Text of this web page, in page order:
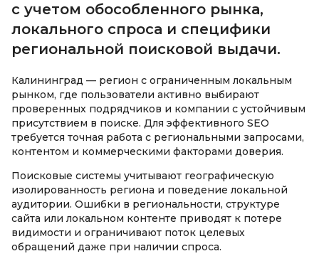
с учетом обособленного рынка,
локального спроса и специфики
региональной поисковой выдачи.
Калининград — регион с ограниченным локальным
рынком, где пользователи активно выбирают
проверенных подрядчиков и компании с устойчивым
присутствием в поиске. Для эффективного SEO
требуется точная работа с региональными запросами,
контентом и коммерческими факторами доверия.
Поисковые системы учитывают географическую
изолированность региона и поведение локальной
аудитории. Ошибки в региональности, структуре
сайта или локальном контенте приводят к потере
видимости и ограничивают поток целевых
обращений даже при наличии спроса.